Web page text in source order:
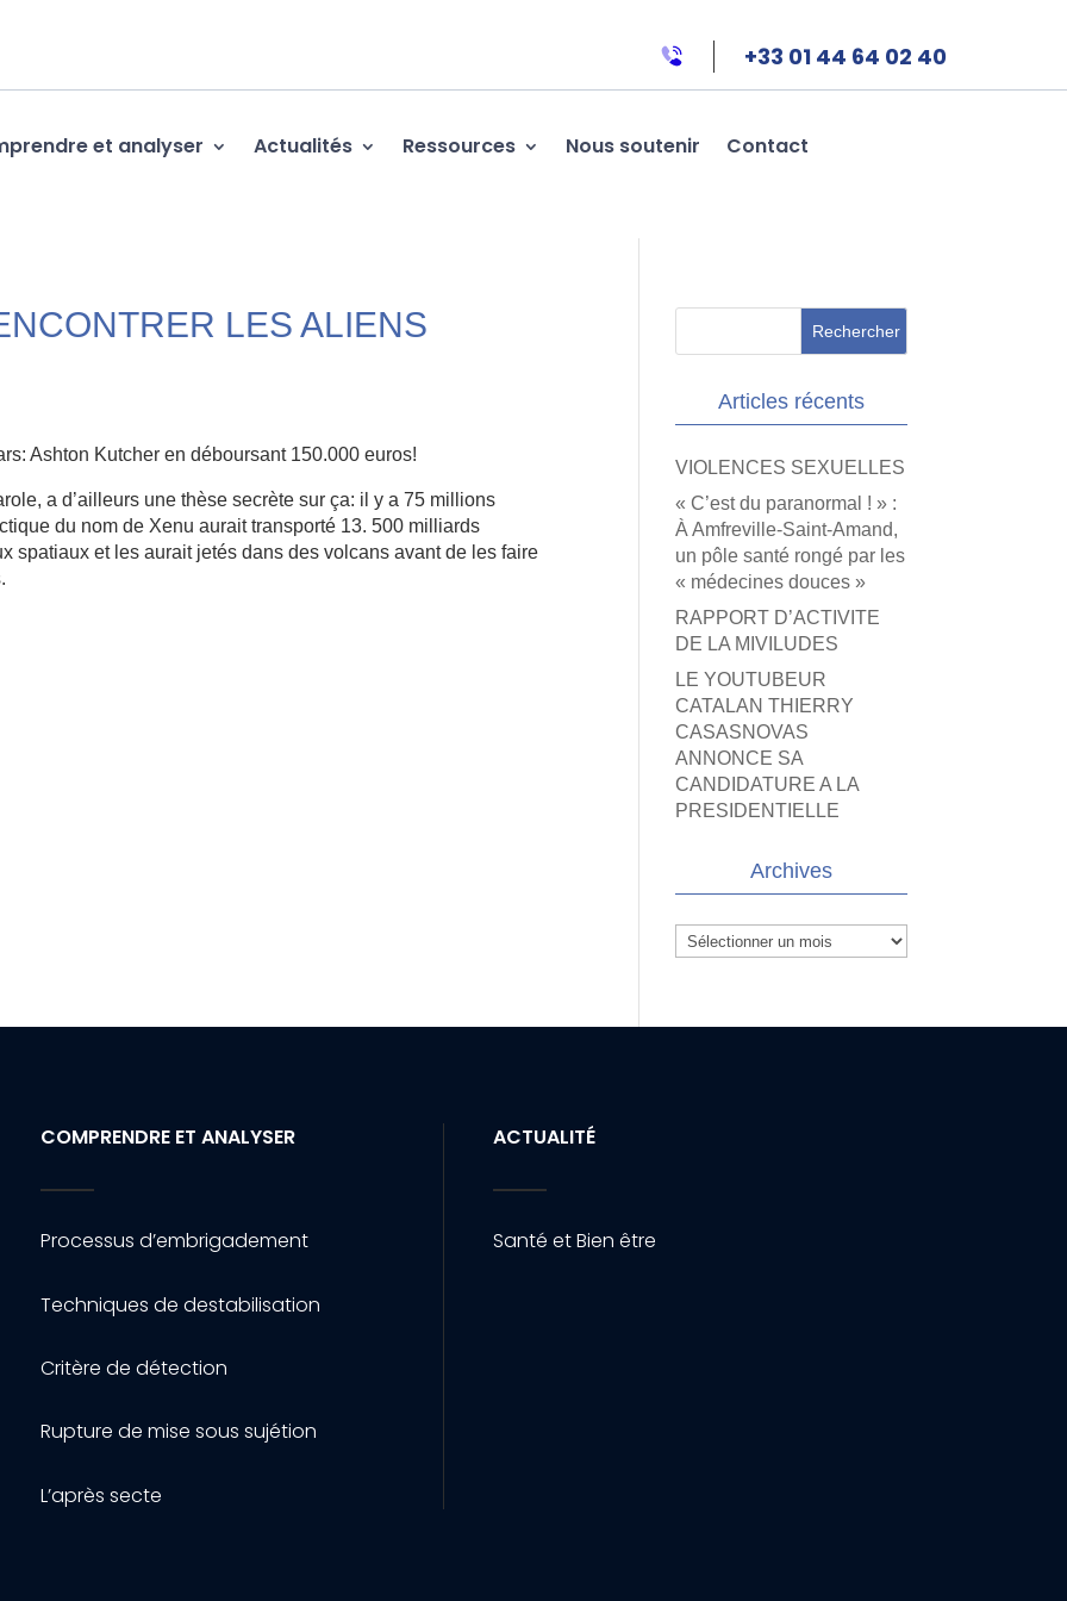
+33 01 44 64 02 40
et analyser Actualités Ressources Nous soutenir Contact
LES ALIENS
Ashton Kutcher en déboursant 150.000 euros!
a d’ailleurs une thèse secrète sur ça: il y a 75 millions
du nom de Xenu aurait transporté 13. 500 milliards
spatiaux et les aurait jetés dans des volcans avant de les faire
Articles récents
VIOLENCES SEXUELLES
« C’est du paranormal ! » :
À Amfreville-Saint-Amand,
un pôle santé rongé par les
« médecines douces »
RAPPORT D’ACTIVITE
DE LA MIVILUDES
LE YOUTUBEUR
CATALAN THIERRY
CASASNOVAS
ANNONCE SA
CANDIDATURE A LA
PRESIDENTIELLE
Archives
Archives
COMPRENDRE ET ANALYSER
Processus d’embrigadement
Techniques de destabilisation
Critère de détection
Rupture de mise sous sujétion
L’après secte
ACTUALITÉ
Santé et Bien être